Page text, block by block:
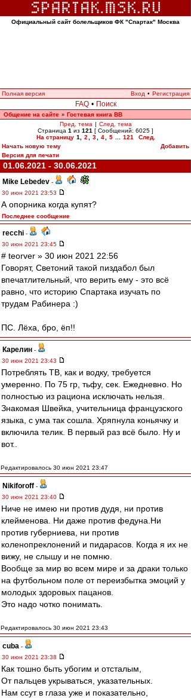
Официальный сайт болельщиков ФК "Спартак" Москва
Полная версия Вход • Регистрация
FAQ • Поиск
Общение на сайте » Гостевая книга ВВ
Пред. тема | След. тема
Страница 1 из 121 [ Сообщений: 6025 ]
На страницу 1 2 3 4 5 121
След.
Начать новую тему
Добавить
Версия для печати
01.06.2021 - 30.06.2021
Mike Lebedev -
30 июн 2021 23:53
А опорника когда купят?
Последнее сообщение
recchi -
30 июн 2021 23:45
# teorver » 30 июн 2021 22:56
Говорят, Светоний такой пиздабол был
впечатлительный, что верить ему - это всё
равно, что историю Спартака изучать по
трудам Рабинера :)
ПС. Лёха, бро, ёп!!
Карелин -
30 июн 2021 23:43
Потреблять ТВ, как и водку, требуется
умеренно. По 75 гр, тьфу, сек. Ежедневно. Но
полностью из рациона исключать нельзя.
Знакомая Швейка, учительница французского
языка, с ума так сошла. Хряпнула коньячку и
включила телик. В первый раз всё было. Ну и
вот..
Редактировалось 30 июн 2021 23:47
Nikiforoff -
30 июн 2021 23:40
Ниче не имею ни против дудя, ни против
клейменова. Ни даже против федуна.Ни
против губерниева, ни против
коленопреклонений и пидарасов. Когда я их не
вижу, не слышу и не помню.
Вообще за мир во всем мире и за драки только
на футбольном поле от переизбытка эмоций у
молодых здоровых пацанов.
Это надо чотко понимать.
Редактировалось 30 июн 2021 23:43
cuba -
30 июн 2021 23:38
Как тошно быть убогим и отсталым,
От пальцев укрываться, указательных.
Нам ссут в глаза уже и показательно,